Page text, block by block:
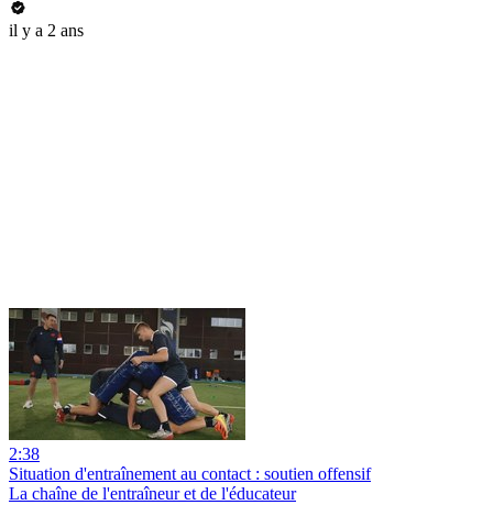
il y a 2 ans
2:38
Situation d'entraînement au contact : soutien offensif
La chaîne de l'entraîneur et de l'éducateur